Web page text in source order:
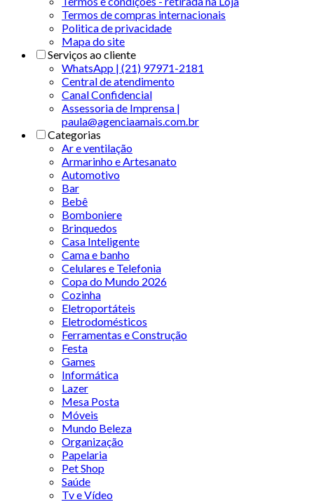
Termos de compras internacionais
Politica de privacidade
Mapa do site
Serviços ao cliente
WhatsApp | (21) 97971-2181
Central de atendimento
Canal Confidencial
Assessoria de Imprensa |
paula@agenciaamais.com.br
Categorias
Ar e ventilação
Armarinho e Artesanato
Automotivo
Bar
Bebê
Bomboniere
Brinquedos
Casa Inteligente
Cama e banho
Celulares e Telefonia
Copa do Mundo 2026
Cozinha
Eletroportáteis
Eletrodomésticos
Ferramentas e Construção
Festa
Games
Informática
Lazer
Mesa Posta
Móveis
Mundo Beleza
Organização
Papelaria
Pet Shop
Saúde
Tv e Vídeo